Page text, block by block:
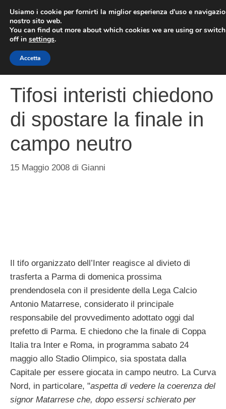
contenuto
Tifosi interisti chiedono
di spostare la finale in
campo neutro
15 Maggio 2008 di Gianni
Il tifo organizzato dell’Inter reagisce al divieto di
trasferta a Parma di domenica prossima
prendendosela con il presidente della Lega Calcio
Antonio Matarrese, considerato il principale
responsabile del provvedimento adottato oggi dal
prefetto di Parma. E chiedono che la finale di Coppa
Italia tra Inter e Roma, in programma sabato 24
maggio allo Stadio Olimpico, sia spostata dalla
Capitale per essere giocata in campo neutro. La Curva
Nord, in particolare, "aspetta di vedere la coerenza del
signor Matarrese che, dopo essersi schierato per
Usiamo i cookie per fornirti la miglior esperienza d'uso e
nostro sito web.
You can find out more about which cookies we are using or
off in settings.
Accetta